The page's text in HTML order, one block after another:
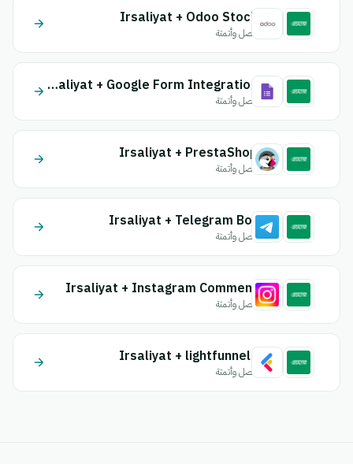
Irsaliyat + Odoo Stock
اتصل وأتمتة
Irsaliyat + Google Form Integration
اتصل وأتمتة
Irsaliyat + PrestaShop
اتصل وأتمتة
Irsaliyat + Telegram Bot
اتصل وأتمتة
Irsaliyat + Instagram Comment
اتصل وأتمتة
Irsaliyat + lightfunnels
اتصل وأتمتة